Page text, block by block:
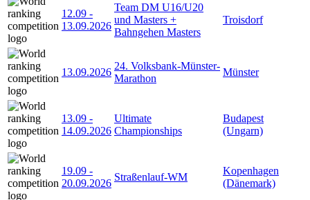
12.09 -
13.09.2026
Team DM U16/U20
und Masters +
Bahngehen Masters
Troisdorf
13.09.2026
24. Volksbank-Münster-
Marathon
Münster
13.09 -
14.09.2026
Ultimate
Championships
Budapest
(Ungarn)
19.09 -
20.09.2026
Straßenlauf-WM
Kopenhagen
(Dänemark)